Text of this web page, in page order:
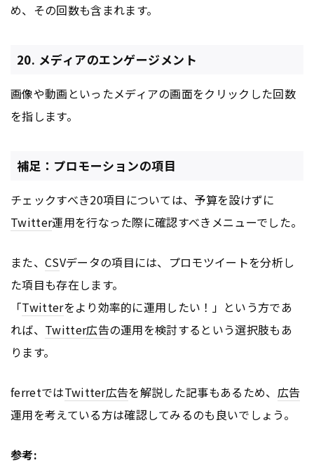
め、その回数も含まれます。
20. メディアのエンゲージメント
画像や動画といったメディアの画面をクリックした回数
を指します。
補足：プロモーションの項目
チェックすべき20項目については、予算を設けずに
Twitter運用を行なった際に確認すべきメニューでした。
また、 CSVデータの項目には、プロモツイートを分析し
た項目も存在します。
「Twitterをより効率的に運用したい！」という方であ
れば、 Twitter広告の運用を検討するという選択肢もあ
ります。
ferretではTwitter広告を解説した記事もあるため、 広告
運用を考えている方は確認してみるのも良いでしょう。
参考: